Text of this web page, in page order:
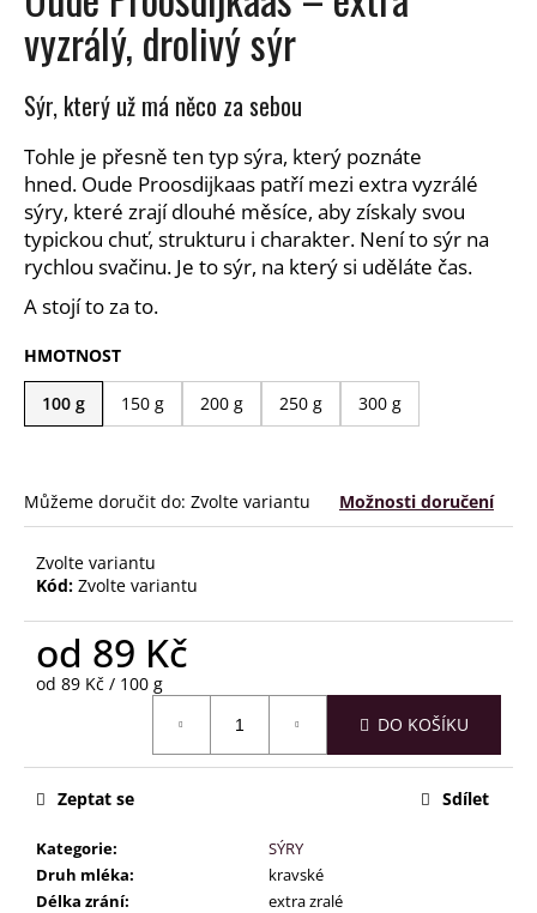
vyzrálý, drolivý sýr
Sýr, který už má něco za sebou
Tohle je přesně ten typ sýra, který poznáte
hned. Oude Proosdijkaas patří mezi extra vyzrálé
sýry, které zrají dlouhé měsíce, aby získaly svou
typickou chuť, strukturu i charakter. Není to sýr na
rychlou svačinu. Je to sýr, na který si uděláte čas.
A stojí to za to.
HMOTNOST
100 g 150 g 200 g 250 g 300 g
Můžeme doručit do: Zvolte variantu Možnosti doručení
Zvolte variantu
Kód: Zvolte variantu
od 89 Kč
Měrná
od 89 Kč / 100 g
DO KOŠÍKU
Kategorie:
SÝRY
Druh mléka:
kravské
Délka zrání:
extra zralé
Zeptat se Sdílet
a
j
í
t
?
HLEDAT
D
p
r
u
e
m